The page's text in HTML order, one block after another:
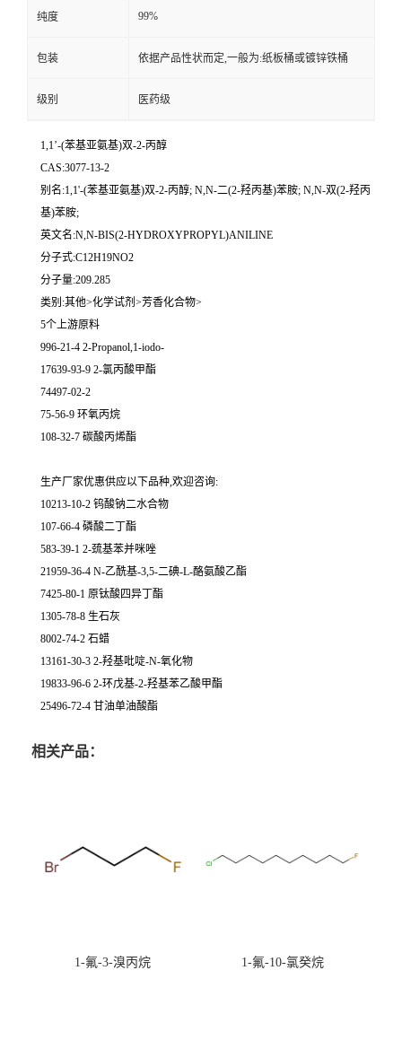
纯度 99%
包装 依据产品性状而定,一般为:纸板桶或镀锌铁桶
级别 医药级
1,1’-(苯基亚氨基)双-2-丙醇
CAS:3077-13-2
别名:1,1'-(苯基亚氨基)双-2-丙醇; N,N-二(2-羟丙基)苯胺; N,N-双(2-羟丙
基)苯胺;
英文名:N,N-BIS(2-HYDROXYPROPYL)ANILINE
分子式:C12H19NO2
分子量:209.285
类别:其他>化学试剂>芳香化合物>
5个上游原料
996-21-4 2-Propanol,1-iodo-
17639-93-9 2-氯丙酸甲酯
74497-02-2
75-56-9 环氧丙烷
108-32-7 碳酸丙烯酯
生产厂家优惠供应以下品种,欢迎咨询:
10213-10-2 钨酸钠二水合物
107-66-4 磷酸二丁酯
583-39-1 2-巯基苯并咪唑
21959-36-4 N-乙酰基-3,5-二碘-L-酪氨酸乙酯
7425-80-1 原钛酸四异丁酯
1305-78-8 生石灰
8002-74-2 石蜡
13161-30-3 2-羟基吡啶-N-氧化物
19833-96-6 2-环戊基-2-羟基苯乙酸甲酯
25496-72-4 甘油单油酸酯
相关产品：
1-氟-3-溴丙烷 1-氟-10-氯癸烷